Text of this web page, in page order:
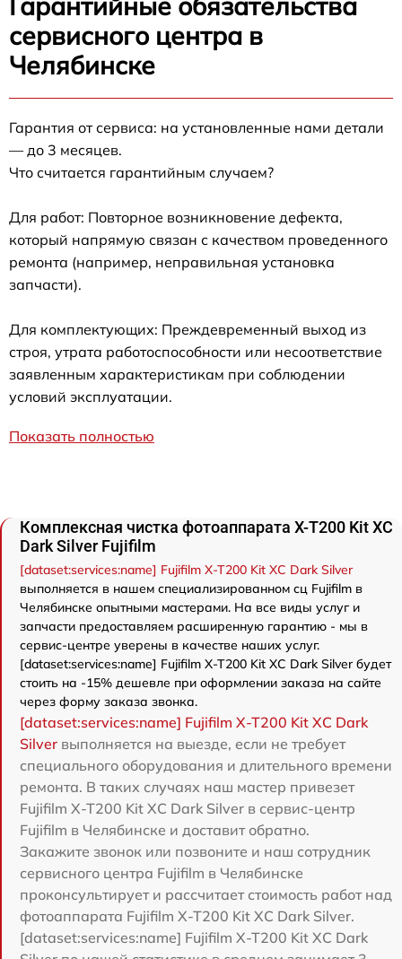
сервисного центра в
Челябинске
Гарантия от сервиса: на установленные нами детали
— до 3 месяцев.
Что считается гарантийным случаем?
Для работ: Повторное возникновение дефекта,
который напрямую связан с качеством проведенного
ремонта (например, неправильная установка
запчасти).
Для комплектующих: Преждевременный выход из
строя, утрата работоспособности или несоответствие
заявленным характеристикам при соблюдении
условий эксплуатации.
Показать полностью
Комплексная чистка фотоаппарата X-T200 Kit XC
Dark Silver Fujifilm
[dataset:services:name] Fujifilm X-T200 Kit XC Dark Silver
выполняется в нашем специализированном сц Fujifilm в
Челябинске опытными мастерами. На все виды услуг и
запчасти предоставляем расширенную гарантию - мы в
сервис-центре уверены в качестве наших услуг.
[dataset:services:name] Fujifilm X-T200 Kit XC Dark Silver будет
стоить на -15% дешевле при оформлении заказа на сайте
через форму заказа звонка.
[dataset:services:name] Fujifilm X-T200 Kit XC Dark
Silver выполняется на выезде, если не требует
специального оборудования и длительного времени
ремонта. В таких случаях наш мастер привезет
Fujifilm X-T200 Kit XC Dark Silver в сервис-центр
Fujifilm в Челябинске и доставит обратно.
Закажите звонок или позвоните и наш сотрудник
сервисного центра Fujifilm в Челябинске
проконсультирует и рассчитает стоимость работ над
фотоаппарата Fujifilm X-T200 Kit XC Dark Silver.
[dataset:services:name] Fujifilm X-T200 Kit XC Dark